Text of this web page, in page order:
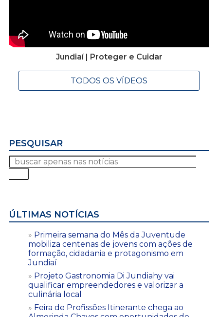
Jundiaí | Proteger e Cuidar
TODOS OS VÍDEOS
PESQUISAR
ÚLTIMAS NOTÍCIAS
Primeira semana do Mês da Juventude
mobiliza centenas de jovens com ações de
formação, cidadania e protagonismo em
Jundiaí
Projeto Gastronomia Di Jundiahy vai
qualificar empreendedores e valorizar a
culinária local
Feira de Profissões Itinerante chega ao